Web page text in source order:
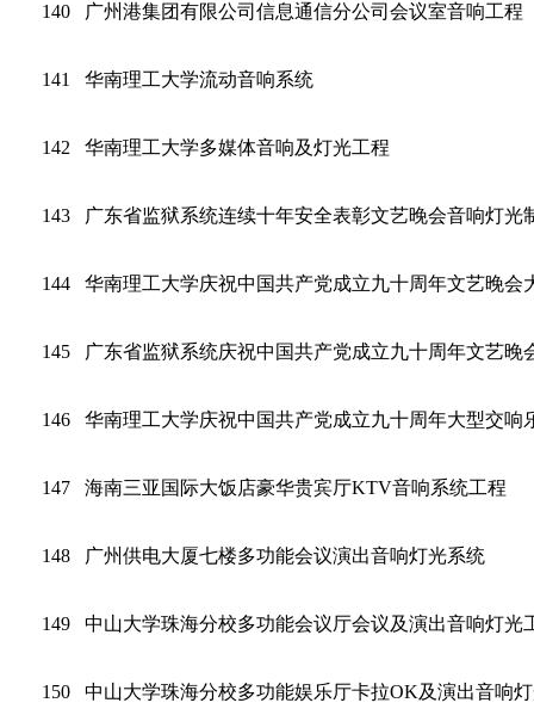
140 广州港集团有限公司信息通信分公司会议室音响工程
141 华南理工大学流动音响系统
142 华南理工大学多媒体音响及灯光工程
143 广东省监狱系统连续十年安全表彰文艺晚会音响灯光
144 华南理工大学庆祝中国共产党成立九十周年文艺晚会
145 广东省监狱系统庆祝中国共产党成立九十周年文艺晚
146 华南理工大学庆祝中国共产党成立九十周年大型交响
147 海南三亚国际大饭店豪华贵宾厅KTV音响系统工程
148 广州供电大厦七楼多功能会议演出音响灯光系统
149 中山大学珠海分校多功能会议厅会议及演出音响灯光
150 中山大学珠海分校多功能娱乐厅卡拉OK及演出音响